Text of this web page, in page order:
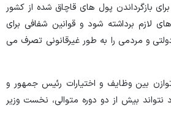
بازگرداندن پول های قاچاق شده از کشور
لازم برداشته شود و قوانین شفافی برای
و مردمی را به طور غیرقانونی تصرف می
بین وظایف و اختیارات رئیس جمهور و
بیش از دو دوره متوالی، نخست وزیر